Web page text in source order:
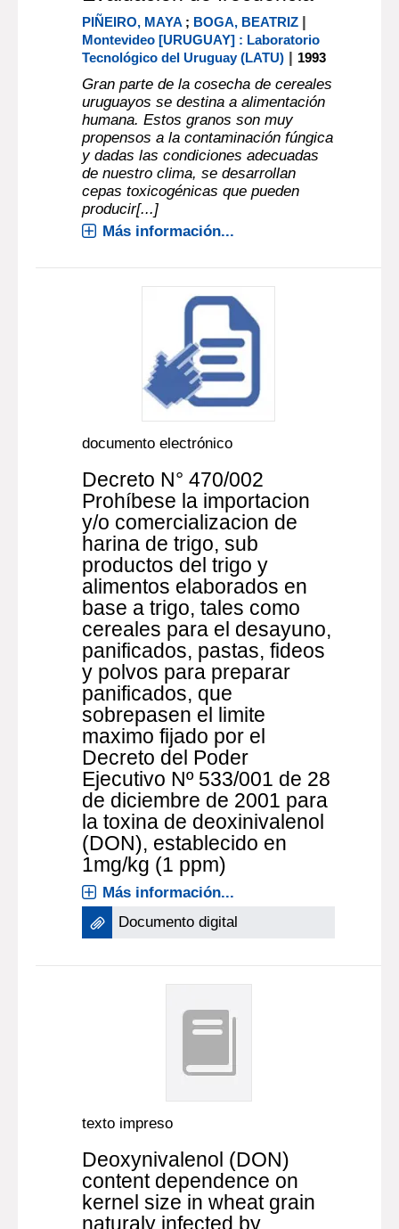
PIÑEIRO, MAYA ; BOGA, BEATRIZ |
Montevideo [URUGUAY] : Laboratorio
Tecnológico del Uruguay (LATU) | 1993
Gran parte de la cosecha de cereales
uruguayos se destina a alimentación
humana. Estos granos son muy
propensos a la contaminación fúngica
y dadas las condiciones adecuadas
de nuestro clima, se desarrollan
cepas toxicogénicas que pueden
producir[...]
Más información...
documento electrónico
Decreto N° 470/002
Prohíbese la importacion
y/o comercializacion de
harina de trigo, sub
productos del trigo y
alimentos elaborados en
base a trigo, tales como
cereales para el desayuno,
panificados, pastas, fideos
y polvos para preparar
panificados, que
sobrepasen el limite
maximo fijado por el
Decreto del Poder
Ejecutivo Nº 533/001 de 28
de diciembre de 2001 para
la toxina de deoxinivalenol
(DON), establecido en
1mg/kg (1 ppm)
Más información...
Documento digital
texto impreso
Deoxynivalenol (DON)
content dependence on
kernel size in wheat grain
naturaly infected by